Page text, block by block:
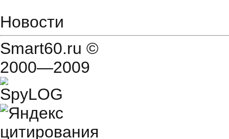
Новости
Smart60.ru ©
2000—2009